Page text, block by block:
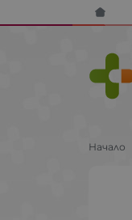
Начало